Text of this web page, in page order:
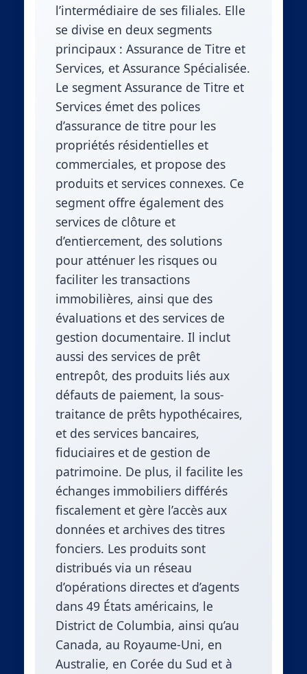
l’intermédiaire de ses filiales. Elle
se divise en deux segments
principaux : Assurance de Titre et
Services, et Assurance Spécialisée.
Le segment Assurance de Titre et
Services émet des polices
d’assurance de titre pour les
propriétés résidentielles et
commerciales, et propose des
produits et services connexes. Ce
segment offre également des
services de clôture et
d’entiercement, des solutions
pour atténuer les risques ou
faciliter les transactions
immobilières, ainsi que des
évaluations et des services de
gestion documentaire. Il inclut
aussi des services de prêt
entrepôt, des produits liés aux
défauts de paiement, la sous-
traitance de prêts hypothécaires,
et des services bancaires,
fiduciaires et de gestion de
patrimoine. De plus, il facilite les
échanges immobiliers différés
fiscalement et gère l’accès aux
données et archives des titres
fonciers. Les produits sont
distribués via un réseau
d’opérations directes et d’agents
dans 49 États américains, le
District de Columbia, ainsi qu’au
Canada, au Royaume-Uni, en
Australie, en Corée du Sud et à